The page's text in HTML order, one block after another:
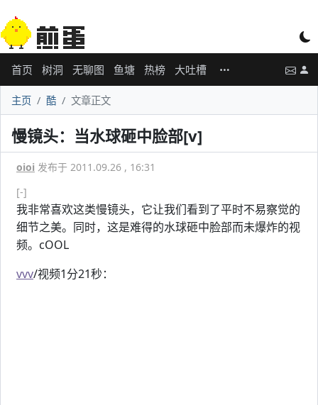
首页 树洞 无聊图 鱼塘 热榜 大吐槽
主页 酷 文章正文
慢镜头：当水球砸中脸部[v]
oioi 发布于 2011.09.26 , 16:31
[-]
我非常喜欢这类慢镜头，它让我们看到了平时不易察觉的
细节之美。同时，这是难得的水球砸中脸部而未爆炸的视
频。cOOL
vvv/视频1分21秒：